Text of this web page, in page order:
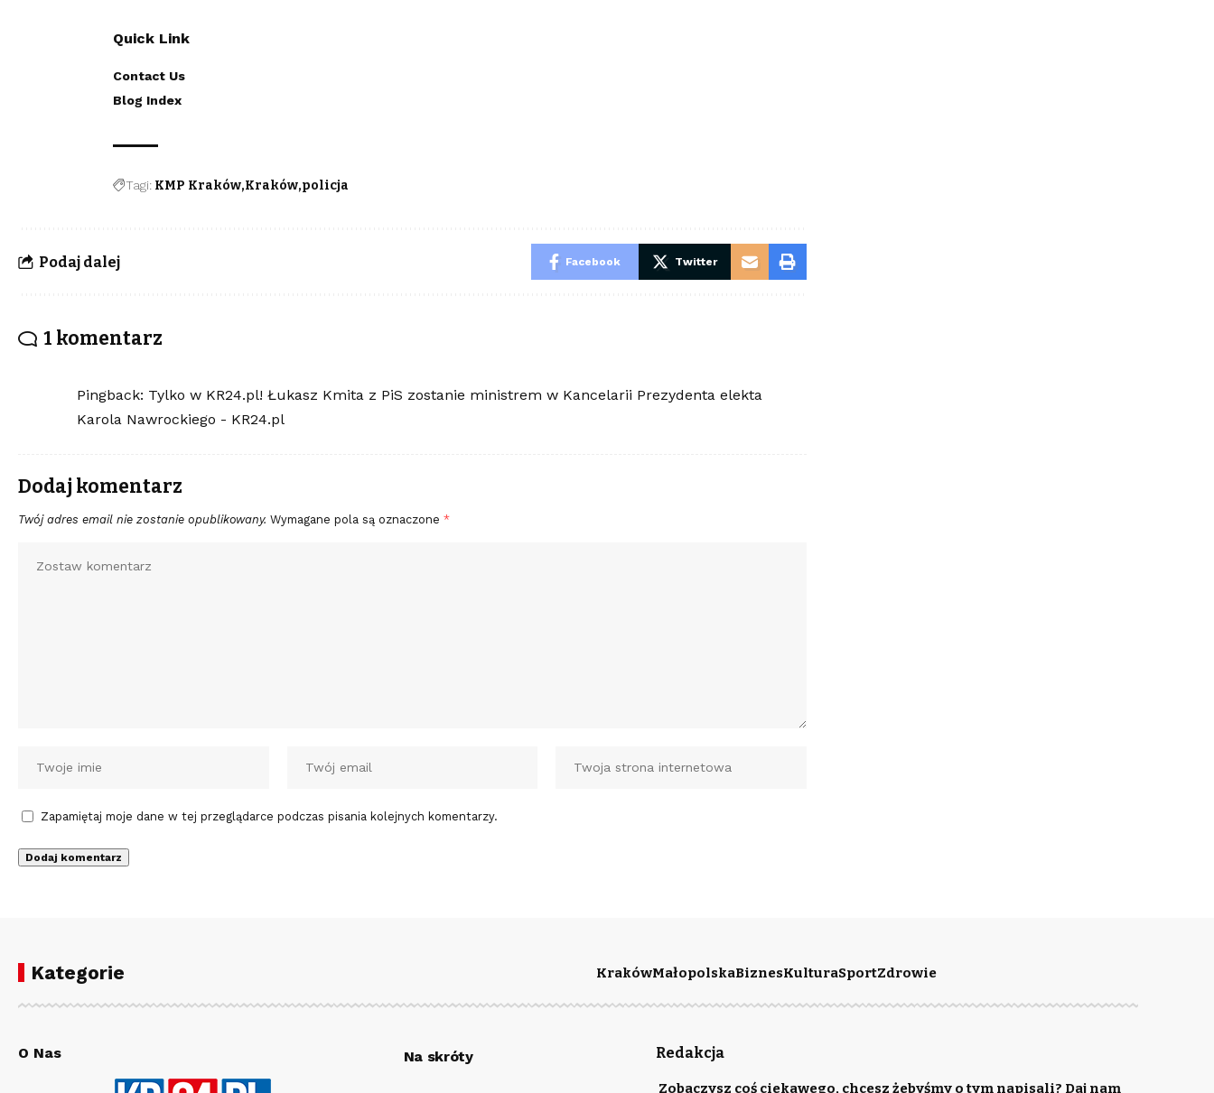
Quick Link
Contact Us
Blog Index
Tagi: KMP Kraków Kraków policja
Podaj dalej Facebook Twitter
1 komentarz
Pingback: Tylko w KR24.pl! Łukasz Kmita z PiS zostanie ministrem w Kancelarii Prezydenta elekta
Karola Nawrockiego - KR24.pl
Dodaj komentarz
Twój adres email nie zostanie opublikowany. Wymagane pola są oznaczone *
Zapamiętaj moje dane w tej przeglądarce podczas pisania kolejnych komentarzy.
Kategorie KrakówMałopolskaBiznesKulturaSportZdrowie
O Nas Na skróty Redakcja
Zobaczysz coś ciekawego, chcesz żebyśmy o tym napisali? Daj nam